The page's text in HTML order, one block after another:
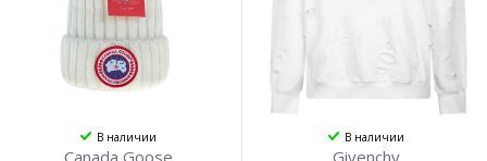
В наличии
Canada Goose
В наличии
Givenchy